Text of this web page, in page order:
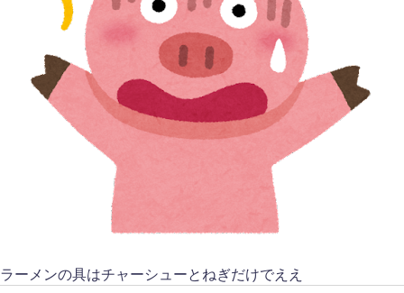
ラーメンの具はチャーシューとねぎだけでええ